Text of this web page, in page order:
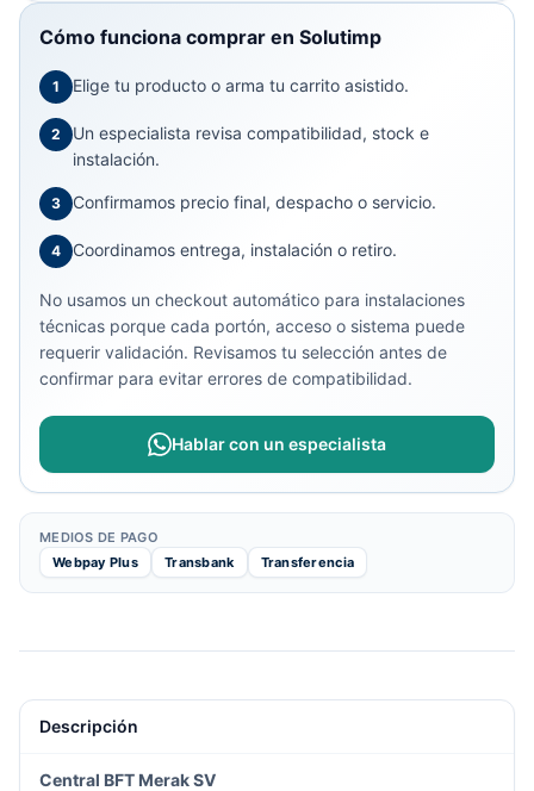
Cómo funciona comprar en Solutimp
1 Elige tu producto o arma tu carrito asistido.
2
Un especialista revisa compatibilidad, stock e
instalación.
3 Confirmamos precio final, despacho o servicio.
4 Coordinamos entrega, instalación o retiro.
No usamos un checkout automático para instalaciones
técnicas porque cada portón, acceso o sistema puede
requerir validación. Revisamos tu selección antes de
confirmar para evitar errores de compatibilidad.
Hablar con un especialista
MEDIOS DE PAGO
Webpay Plus
Transbank Transferencia
Descripción
Central BFT Merak SV